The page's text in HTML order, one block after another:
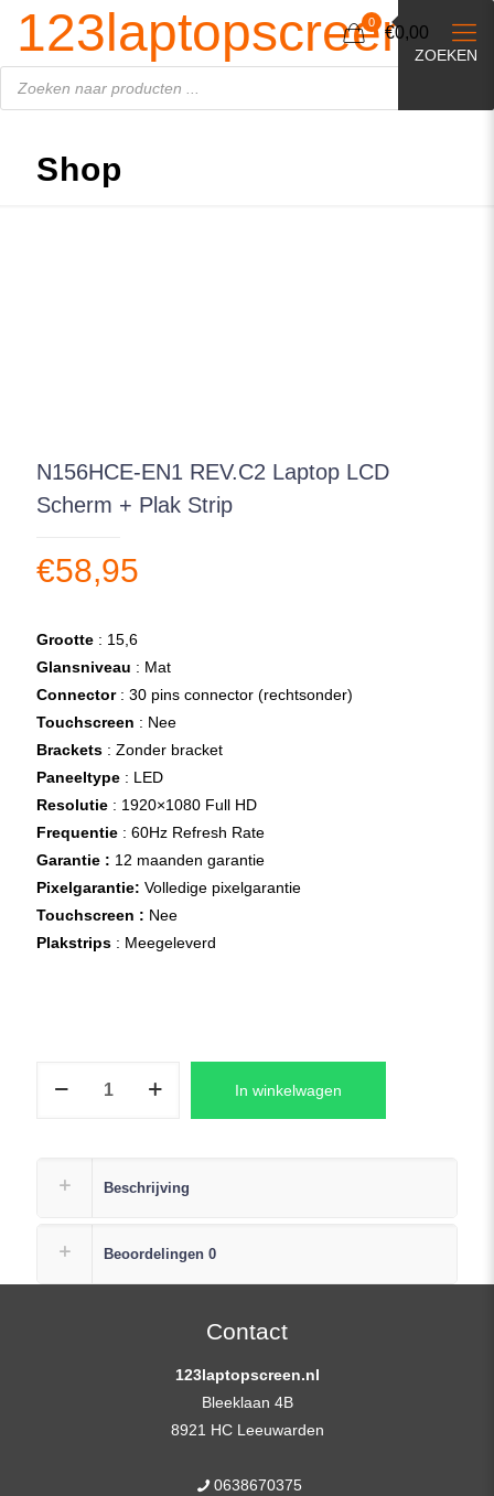
123laptopscreen.nl
zoeken
ZOEKEN
0
€0,00
Shop
N156HCE-EN1 REV.C2 Laptop LCD
Scherm + Plak Strip
€58,95
Grootte : 15,6
Glansniveau : Mat
Connector: 30 pins connector (rechtsonder)
Touchscreen : Nee
Brackets : Zonder bracket
Paneeltype : LED
Resolutie : 1920×1080 Full HD
Frequentie : 60Hz Refresh Rate
Garantie : 12 maanden garantie
Pixelgarantie: Volledige pixelgarantie
Touchscreen : Nee
Plakstrips : Meegeleverd
LCD
In winkelwagen
Beschrijving
Beoordelingen 0
Contact
123laptopscreen.nl
Bleeklaan 4B
8921 HC Leeuwarden
0638670375